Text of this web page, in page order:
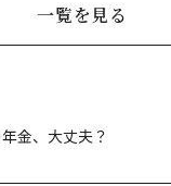
一覧を見る
金、大丈夫？